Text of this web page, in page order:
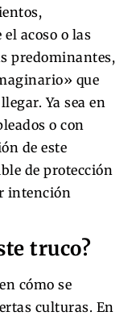
acoso o las
predominantes,
que
Ya sea en
o con
de este
de protección
intención
truco?
cómo se
culturas. En